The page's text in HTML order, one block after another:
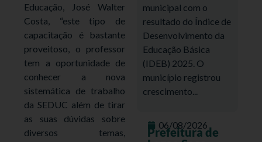
Educação, José Walter
Costa, “este tipo de
capacitação é bastante
proveitoso, o professor
tem a oportunidade de
conhecer a nova
sistemática de trabalho
da SEDUC além de tirar
as suas dúvidas sobre
diversos temas,
municipal com o
resultado do Índice de
Desenvolvimento da
Educação Básica
(IDEB) 2025. O
município registrou
crescimento...
06/08/2026
Prefeitura de